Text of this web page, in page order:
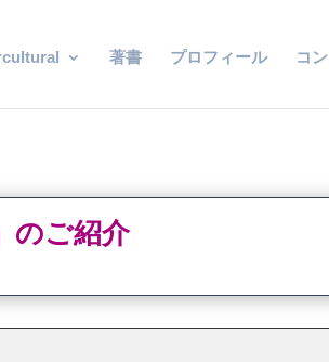
著書 プロフィール コ
のご紹介